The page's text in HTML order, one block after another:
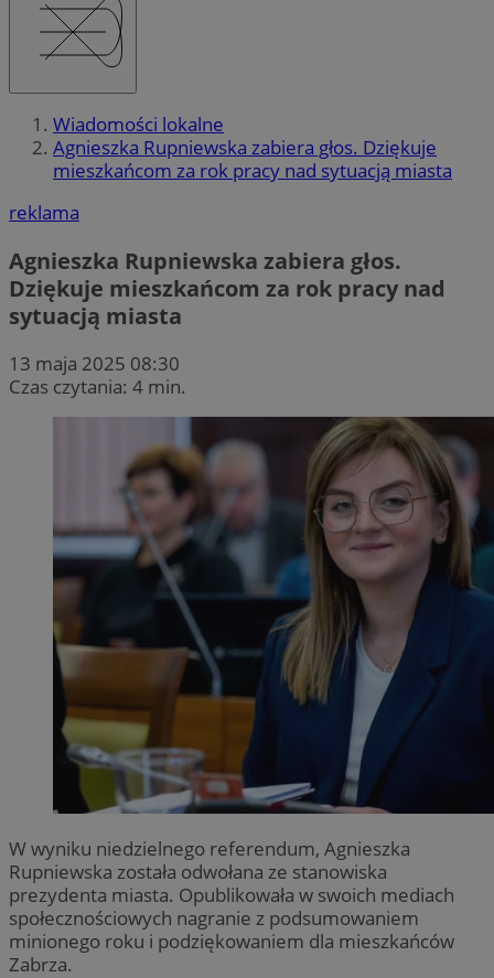
Wiadomości lokalne
Agnieszka Rupniewska zabiera głos. Dziękuje
mieszkańcom za rok pracy nad sytuacją miasta
reklama
Agnieszka Rupniewska zabiera głos.
Dziękuje mieszkańcom za rok pracy nad
sytuacją miasta
13 maja 2025 08:30
Czas czytania: 4 min.
W wyniku niedzielnego referendum, Agnieszka
Rupniewska została odwołana ze stanowiska
prezydenta miasta. Opublikowała w swoich mediach
społecznościowych nagranie z podsumowaniem
minionego roku i podziękowaniem dla mieszkańców
Zabrza.